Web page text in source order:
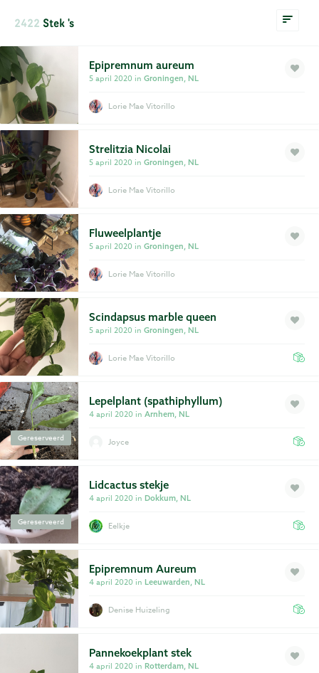
2422 Stek 's
Epipremnum aureum
5 april 2020 in Groningen, NL
Lorie Mae Vitorillo
Strelitzia Nicolai
5 april 2020 in Groningen, NL
Lorie Mae Vitorillo
Fluweelplantje
5 april 2020 in Groningen, NL
Lorie Mae Vitorillo
Scindapsus marble queen
5 april 2020 in Groningen, NL
Lorie Mae Vitorillo
Gereserveerd
Lepelplant (spathiphyllum)
4 april 2020 in Arnhem, NL
Joyce
Gereserveerd
Lidcactus stekje
4 april 2020 in Dokkum, NL
Eelkje
Epipremnum Aureum
4 april 2020 in Leeuwarden, NL
Denise Huizeling
Pannekoekplant stek
4 april 2020 in Rotterdam, NL